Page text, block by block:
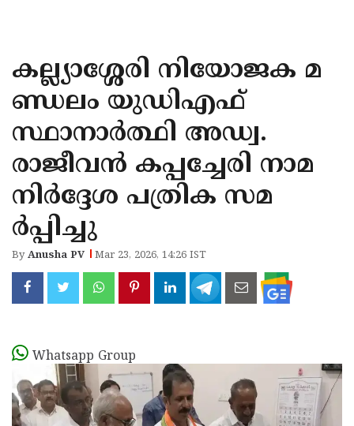
KANNUR
KASARAGOD
കല്ല്യാശ്ശേരി നിയോജക മ
ണ്ഡലം യുഡിഎഫ്
സ്ഥാനാര്‍ത്ഥി അഡ്വ.
രാജീവന്‍ കപ്പച്ചേരി നാമ
നിര്‍ദ്ദേശ പത്രിക സമ
ര്‍പ്പിച്ചു
ByAnusha PV Mar 23, 2026, 14:26 IST
Whatsapp Group